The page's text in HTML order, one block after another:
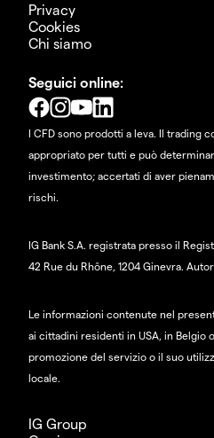
Privacy
Cookies
Chi siamo
Seguici online:
I CFD sono prodotti a leva. Il trading
appropriato per tutti e può
investimento; accertati di aver
rischi.
IG Bank S.A. registrata presso il
42 Rue du Rhône, 1204 Ginevra.
Le informazioni contenute nel
ai cittadini residenti in USA, in Belgio
promozione del servizio o il suo
locale.
IG Group